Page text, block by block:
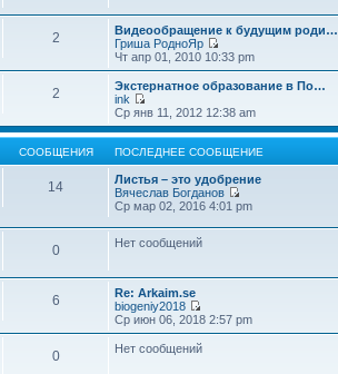
м
у
о
о
б
е
н
ю
л
е
д
н
е
у
о
о
б
щ
н
ю
2
Видеообращение к будущим роди…
Гриша РодноЯр
П
е
р
е
й
т
и
к
о
с
л
е
д
у
о
б
Чт апр 01, 2010 10:33 pm
2
Экстернатное образование в По…
ink
П
е
р
е
й
т
и
к
п
о
с
д
н
е
м
у
с
Ср янв 11, 2012 12:38 am
СООБЩЕНИЯ ПОСЛЕДНЕЕ СООБЩЕНИЕ
14
Листья – это удобрение
Вячеслав Богданов
П
р
и
о
с
Ср мар 02, 2016 4:01 pm
0 Нет сообщений
6
Re: Arkaim.se
biogeniy2018
П
е
р
е
Ср июн 06, 2018 2:57 pm
0 Нет сообщений